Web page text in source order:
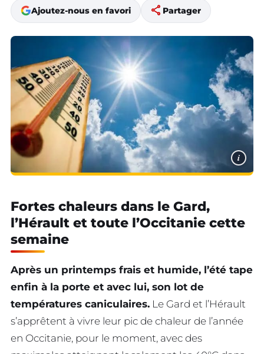
Ajoutez-nous en favori share Partager
i
Fortes chaleurs dans le Gard,
l’Hérault et toute l’Occitanie cette
semaine
Après un printemps frais et humide, l’été tape
enfin à la porte et avec lui, son lot de
températures caniculaires. Le Gard et l’Hérault
s’apprêtent à vivre leur pic de chaleur de l’année
en Occitanie, pour le moment, avec des